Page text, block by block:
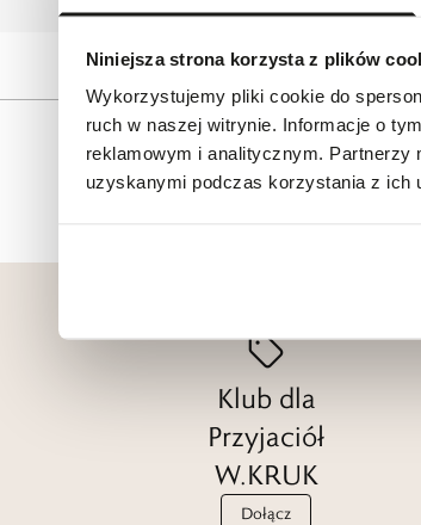
Niniejsza strona korzysta z plików
Wykorzystujemy pliki cookie do
ruch w naszej witrynie. Informacje o
reklamowym i analitycznym. Partnerzy
uzyskanymi podczas korzystania z ich
e-mail:gspr@wkruk.pl
Informacje o bezpieczeństwie
Klub dla
Przyjaciół
W.KRUK
Dołącz